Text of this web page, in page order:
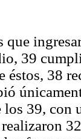
que
39
éstos, 38
los 39, con